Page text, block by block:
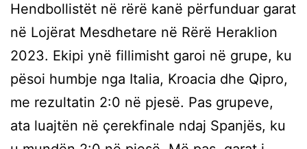
Hendbollistët në rërë kanë përfunduar garat
në Lojërat Mesdhetare në Rërë Heraklion
2023. Ekipi ynë fillimisht garoi në grupe, ku
pësoi humbje nga Italia, Kroacia dhe Qipro,
me rezultatin 2:0 në pjesë. Pas grupeve,
ata luajtën në çerekfinale ndaj Spanjës, ku